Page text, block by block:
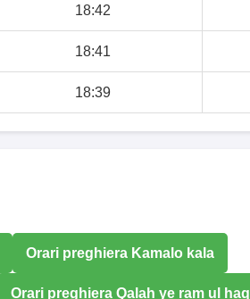
18:42
18:41
18:39
Orari preghiera Kamalo kala
Orari preghiera Qalah ye ram ul haq